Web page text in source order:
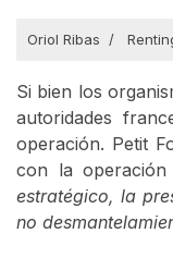
Oriol Ribas
Si bien los
autoridades
operación. Petit
con la operación
estratégico, la
no